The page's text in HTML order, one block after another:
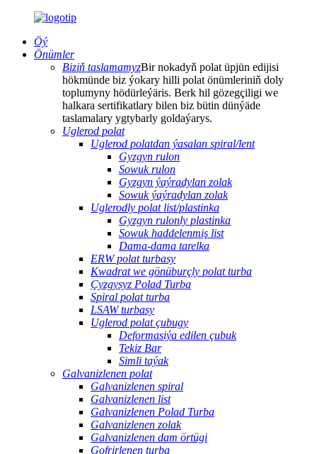
Öý
Önümler
Biziň taslamamyzBir nokadyň polat üpjün edijisi
hökmünde biz ýokary hilli polat önümleriniň doly
toplumyny hödürleýäris. Berk hil gözegçiligi we
halkara sertifikatlary bilen biz bütin dünýäde
taslamalary ygtybarly goldaýarys.
Uglerod polat
Uglerod polatdan ýasalan spiral/lent
Gyzgyn rulon
Sowuk rulon
Gyzgyn ýaýradylan zolak
Sowuk ýaýradylan zolak
Uglerodly polat list/plastinka
Gyzgyn rulonly plastinka
Sowuk haddelenmiş list
Dama-dama tarelka
ERW polat turbasy
Kwadrat we gönüburçly polat turba
Çyzgysyz Polad Turba
Spiral polat turba
LSAW turbasy
Uglerod polat çubugy
Deformasiýa edilen çubuk
Tekiz Bar
Simli taýak
Galvanizlenen polat
Galvanizlenen spiral
Galvanizlenen list
Galvanizlenen Polad Turba
Galvanizlenen zolak
Galvanizlenen dam örtügi
Gofrirlenen turba